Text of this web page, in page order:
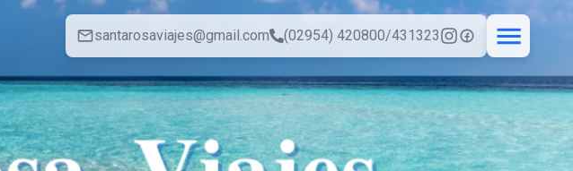
santarosaviajes@gmail.com (02954) 420800/431323